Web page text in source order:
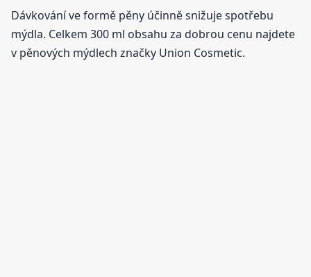
Dávkování ve formě pěny účinně snižuje spotřebu
mýdla. Celkem 300 ml obsahu za dobrou cenu najdete
v pěnových mýdlech značky Union Cosmetic.